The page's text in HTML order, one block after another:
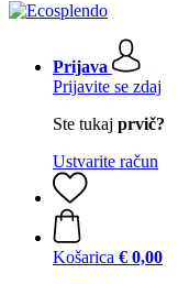
Prijava
Prijavite se zdaj
Ste tukaj prvič?
Ustvarite račun
Košarica € 0,00